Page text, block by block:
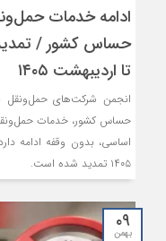
ادامه خدمات
حساس کشور / تمدید
تا اردیبهشت ۱۴۰۵
انجمن شرکت‌های حمل‌ونقل
حساس کشور، خدمات حمل‌ونقل
اساسی، بدون وقفه ادامه
۱۴۰۵ تمدید شده است.
۰۹
بهمن